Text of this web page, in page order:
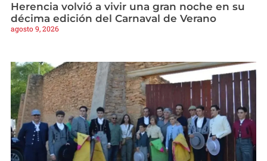
Herencia volvió a vivir una gran noche en su
décima edición del Carnaval de Verano
agosto 9, 2026